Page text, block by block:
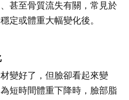
甚至骨質流失有關，常見於
定或體重大幅變化後。
變好了，但臉卻看起來變
短時間體重下降時，臉部脂